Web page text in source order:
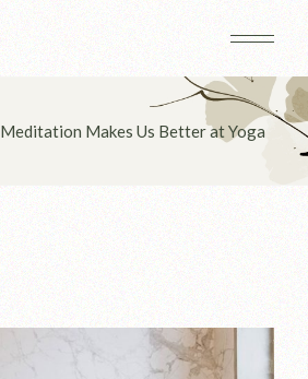
Meditation Makes Us Better at Yoga